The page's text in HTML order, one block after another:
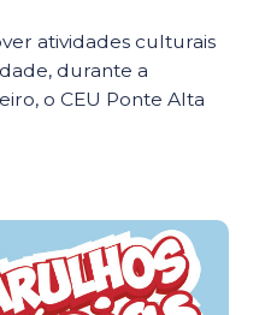
atividades culturais
durante a
o CEU Ponte Alta